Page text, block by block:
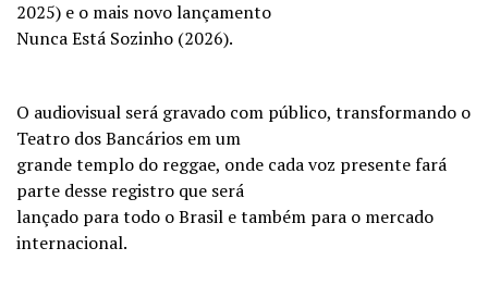
2025) e o mais novo lançamento
Nunca Está Sozinho (2026).
O audiovisual será gravado com público, transformando o
Teatro dos Bancários em um
grande templo do reggae, onde cada voz presente fará
parte desse registro que será
lançado para todo o Brasil e também para o mercado
internacional.